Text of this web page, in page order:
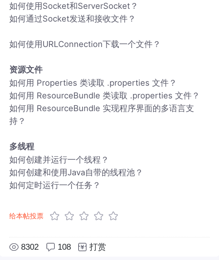
如何使用Socket和ServerSocket？
如何通过Socket发送和接收文件？
如何使用URLConnection下载一个文件？
资源文件
如何用 Properties 类读取 .properties 文件？
如何用 ResourceBundle 类读取 .properties 文件？
如何用 ResourceBundle 实现程序界面的多语言支
持？
多线程
如何创建并运行一个线程？
如何创建和使用Java自带的线程池？
如何定时运行一个任务？
给本帖投票
8302 108 打赏